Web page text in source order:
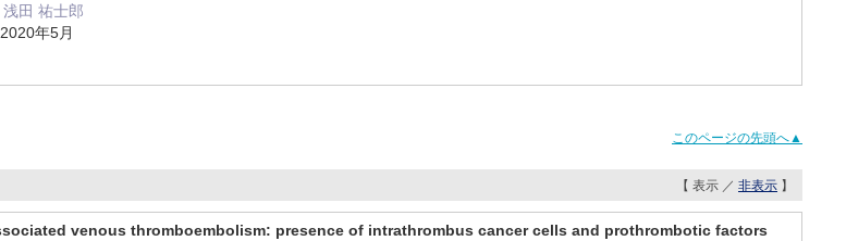
田 祐士郎
年5月
このページの先頭へ▲
【 表示 ／ 非表示 】
venous thromboembolism: presence of intrathrombus cancer cells and prothrombotic factors